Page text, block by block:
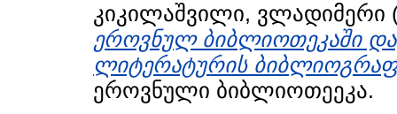
კიკილაშვილი, ვლადიმერი
ეროვნულ ბიბლიოთეკაში
ლიტერატურის
ეროვნული ბიბლიოთეეკა.